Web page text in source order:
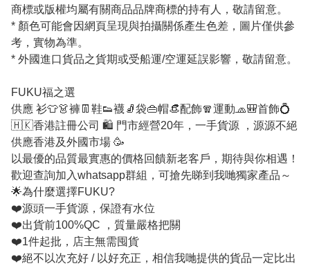
商標或版權均屬有關商品品牌商標的持有人，敬請留意。
* 顏色可能會因網頁呈現與拍攝關係產生色差，圖片僅供參
考，實物為準。
* 外國進口貨品之貨期或受船運/空運延誤影響，敬請留意。
FUKU福之選
供應 衫👕👗褲👖鞋👟襪🧦袋👜帽👒配飾🧣運動🧢🎒首飾💍
🇭🇰香港註冊公司 🛍️ 門市經營20年，一手貨源 ，源源不絕
供應香港及外國市場 🥳
以最優的品質最實惠的價格回饋新老客戶，期待與你相遇！
歡迎查詢加入whatsapp群組，可搶先睇到我哋獨家產品～
🌟為什麼選擇FUKU?
❤️源頭一手貨源，保證有水位
❤️出貨前100%QC ，質量嚴格把關
❤️1件起批，店主無需囤貨
❤️絕不以次充好 / 以好充正，相信我哋提供的貨品一定比出